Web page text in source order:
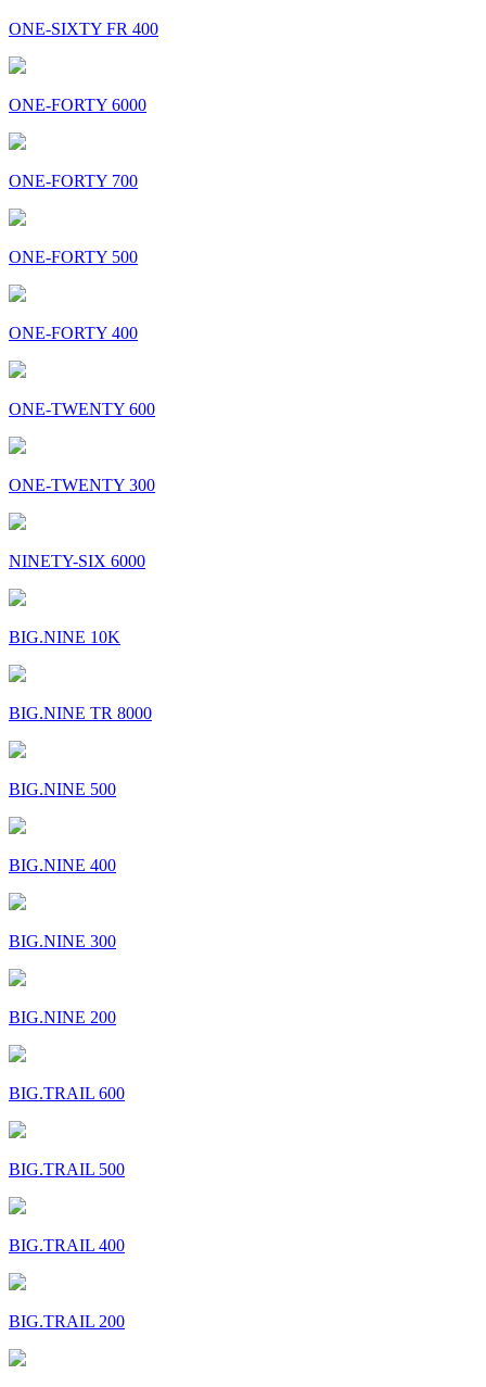
ONE-SIXTY FR 400
ONE-FORTY 6000
ONE-FORTY 700
ONE-FORTY 500
ONE-FORTY 400
ONE-TWENTY 600
ONE-TWENTY 300
NINETY-SIX 6000
BIG.NINE 10K
BIG.NINE TR 8000
BIG.NINE 500
BIG.NINE 400
BIG.NINE 300
BIG.NINE 200
BIG.TRAIL 600
BIG.TRAIL 500
BIG.TRAIL 400
BIG.TRAIL 200